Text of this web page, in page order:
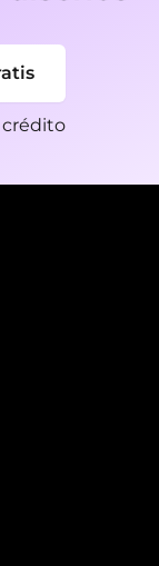
crédito